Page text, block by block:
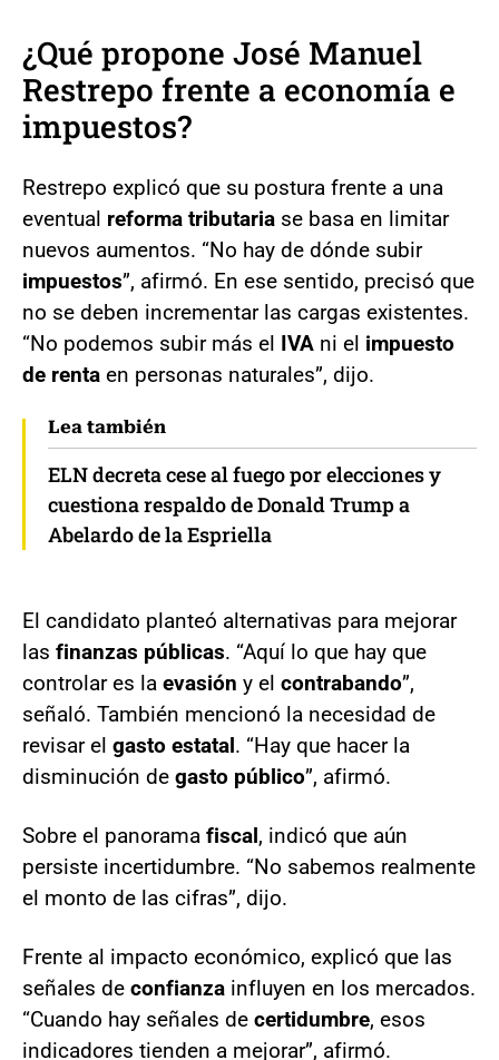
¿Qué propone José Manuel
Restrepo frente a economía e
impuestos?
Restrepo explicó que su postura frente a una
eventual reforma tributaria se basa en limitar
nuevos aumentos. “No hay de dónde subir
impuestos”, afirmó. En ese sentido, precisó que
no se deben incrementar las cargas existentes.
“No podemos subir más el IVA ni el impuesto
de renta en personas naturales”, dijo.
Lea también
ELN decreta cese al fuego por elecciones y
cuestiona respaldo de Donald Trump a
Abelardo de la Espriella
El candidato planteó alternativas para mejorar
las finanzas públicas. “Aquí lo que hay que
controlar es la evasión y el contrabando”,
señaló. También mencionó la necesidad de
revisar el gasto estatal. “Hay que hacer la
disminución de gasto público”, afirmó.
Sobre el panorama fiscal, indicó que aún
persiste incertidumbre. “No sabemos realmente
el monto de las cifras”, dijo.
Frente al impacto económico, explicó que las
señales de confianza influyen en los mercados.
“Cuando hay señales de certidumbre, esos
indicadores tienden a mejorar”, afirmó.